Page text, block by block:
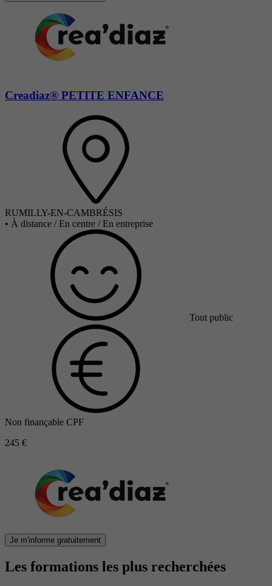
Creadiaz® PETITE ENFANCE
RUMILLY-EN-CAMBRÉSIS
• À distance / En centre / En entreprise
Tout public
Non finançable CPF
245 €
Je m'informe gratuitement
Les formations les plus recherchées